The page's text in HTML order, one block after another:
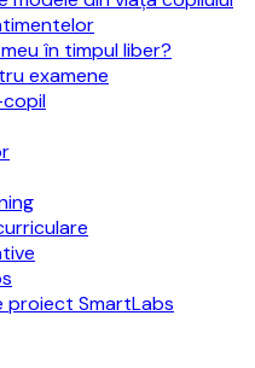
în timpul liber?
examene
proiect SmartLabs